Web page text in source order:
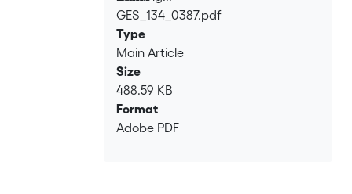
Loading...
GES_134_0387.pdf
Type
Main Article
Size
488.59 KB
Format
Adobe PDF